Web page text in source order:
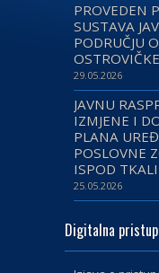
PROVEDEN
SUSTAVA
PODRUČJU
OSTROVIČKE
29.05.2026
JAVNU
IZMJENE I
PLANA
POSLOVNE
ISPOD
25.05.2026
Digitalna